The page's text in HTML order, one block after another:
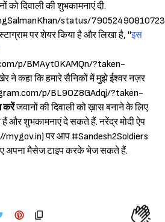
Sign in
दिवाली की शुभकामनाएं दी.
status/
पर शेयर किया है और लिखा है, ''इस
p/BMAyt0KAMQn/?taken-
ने कहा कि हमारे सैनिकों में मुझे ईश्वर नज़र
p/BL9OZ8GAdqj/?taken-
करेंजवानों की दिवाली को ख़ास बनाने के लिए
शुभकामनाएं दे सकते हैं. नरेंद्र मोदी ऐप
mygov.in) पर आप #Sandesh2Soldiers
अपना मैसेज टाइप करके भेज सकते हैं.